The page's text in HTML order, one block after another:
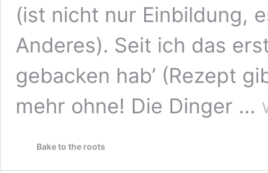
(ist nicht nur Einbildung,
Anderes). Seit ich das
gebacken hab’ (Rezept
mehr ohne! Die Dinger …
Bake to the roots